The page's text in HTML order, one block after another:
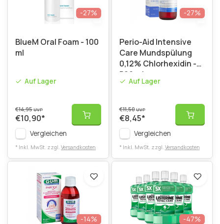
-27%
BlueM Oral Foam - 100
ml
Auf Lager
€14,95UVP
€10,90*
Vergleichen
* Inkl. MwSt. zzgl. Versandkosten
-27%
Perio-Aid Intensive
Care Mundspülung
0,12% Chlorhexidin -
500 ml
Auf Lager
€11,50UVP
€8,45*
Vergleichen
* Inkl. MwSt. zzgl. Versandkosten
-14% -47%